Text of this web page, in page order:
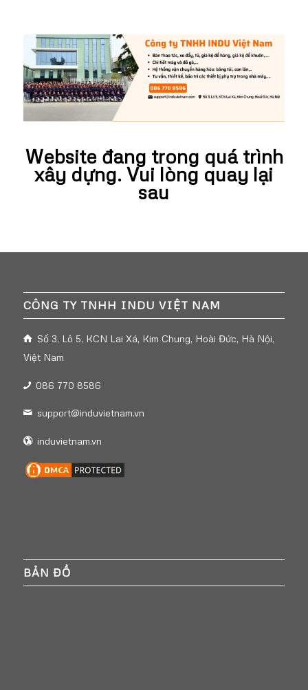
Website đang trong quá trình
xây dựng. Vui lòng quay lại
sau
CÔNG TY TNHH INDU VIỆT NAM
Số 3, Lô 5, KCN Lai Xá, Kim Chung, Hoài Đức, Hà Nội,
Việt Nam
086 770 8586
support@induvietnam.vn
induvietnam.vn
BẢN ĐỒ